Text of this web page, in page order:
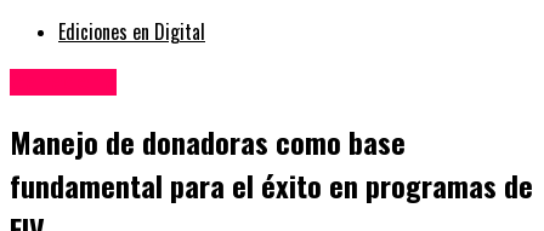
Ediciones en Digital
Manejo de donadoras como base
fundamental para el éxito en programas de